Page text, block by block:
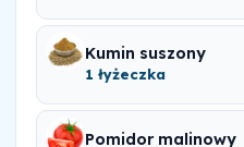
Kumin suszony
1 łyżeczka
Pomidor malinowy